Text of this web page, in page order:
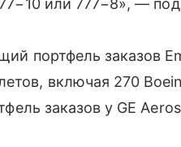
портфель заказов
включая 270
заказов у GE